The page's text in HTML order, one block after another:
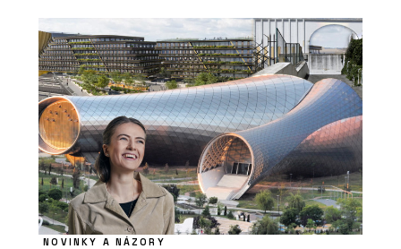
NOVINKY A NÁZORY